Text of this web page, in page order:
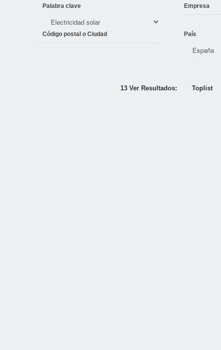
Palabra clave Empresa
Código postal o Ciudad País
13 Ver Resultados: Toplist